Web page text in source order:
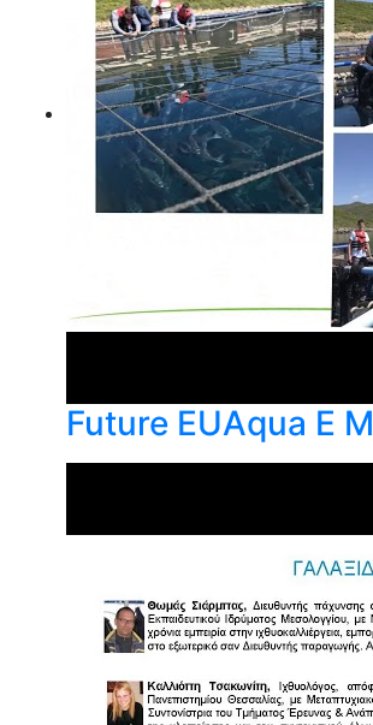
Future EUAqua E